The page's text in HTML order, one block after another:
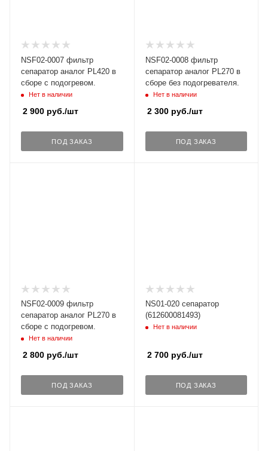
NSF02-0007 фильтр
сепаратор аналог PL420 в
сборе с подогревом.
Нет в наличии
2 900 руб./шт
ПОД ЗАКАЗ
NSF02-0008 фильтр
сепаратор аналог PL270 в
сборе без подогревателя.
Нет в наличии
2 300руб./шт
ПОД ЗАКАЗ
NSF02-0009 фильтр
сепаратор аналог PL270 в
сборе с подогревом.
Нет в наличии
2 800 руб./шт
ПОД ЗАКАЗ
NS01-020 сепаратор
(612600081493)
Нет в наличии
2 700руб./шт
ПОД ЗАКАЗ